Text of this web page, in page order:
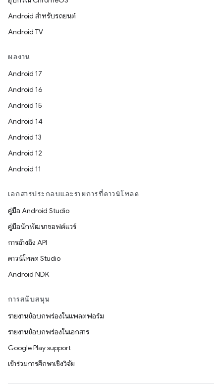
Android สำหรับรถยนต์
Android TV
ผลงาน
Android 17
Android 16
Android 15
Android 14
Android 13
Android 12
Android 11
เอกสารประกอบและรายการที่ดาวน์โหลด
คู่มือ Android Studio
คู่มือนักพัฒนาซอฟต์แวร์
การอ้างอิง API
ดาวน์โหลด Studio
Android NDK
การสนับสนุน
รายงานข้อบกพร่องในแพลตฟอร์ม
รายงานข้อบกพร่องในเอกสาร
Google Play support
เข้าร่วมการศึกษาเชิงวิจัย